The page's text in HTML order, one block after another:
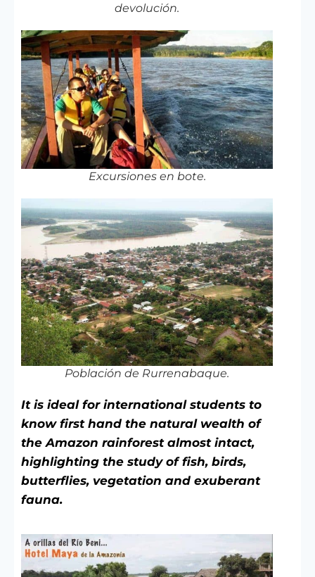
devolución.
Excursiones en bote.
Población de Rurrenabaque.
It is ideal for international students to
know first hand the natural wealth of
the Amazon rainforest almost intact,
highlighting the study of fish, birds,
butterflies, vegetation and exuberant
fauna.